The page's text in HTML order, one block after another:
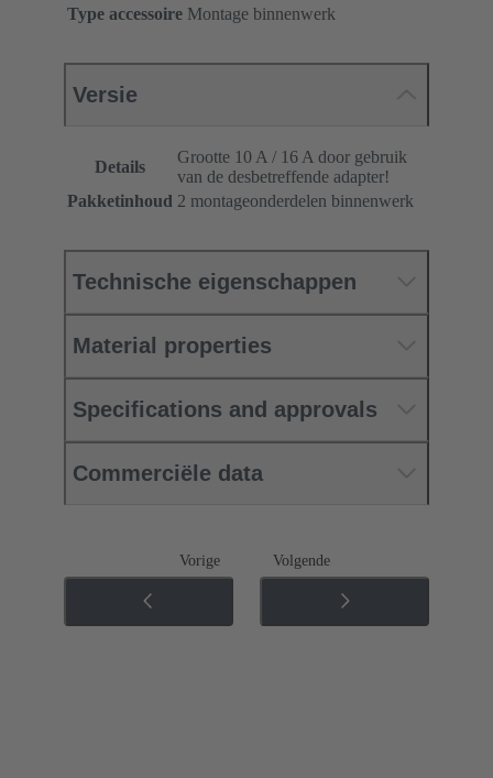
Type accessoire Montage binnenwerk
Versie
Details
Grootte 10 A / 16 A door gebruik
van de desbetreffende adapter!
Pakketinhoud 2 montageonderdelen binnenwerk
Technische eigenschappen
Material properties
Specifications and approvals
Commerciële data
Vorige Volgende